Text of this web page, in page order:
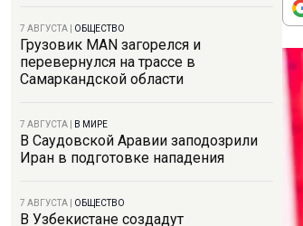
7 АВГУСТА ОБЩЕСТВО
Грузовик MAN загорелся и
перевернулся на трассе в
Самаркандской области
7 АВГУСТА В МИРЕ
В Саудовской Аравии заподозрили
Иран в подготовке нападения
7 АВГУСТА ОБЩЕСТВО
В Узбекистане создадут